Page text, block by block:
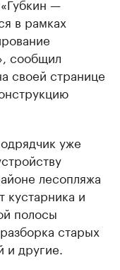
—
в рамках
сообщил
своей странице
уже
лесопляжа
кустарника и
полосы
старых
и другие.